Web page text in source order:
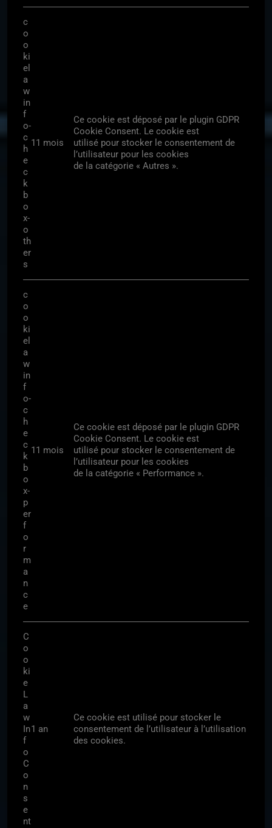
c
o
o
ki
el
a
w
in
f
o-
c
h
e
c
k
b
o
x-
o
th
er
s
11 mois
Ce cookie est déposé par le plugin GDPR
Cookie Consent. Le cookie est
utilisé pour stocker le consentement de
l’utilisateur pour les cookies
de la catégorie « Autres ».
c
o
o
ki
el
a
w
in
f
o-
c
h
e
c
k
b
o
x-
p
er
f
o
r
m
a
n
c
e
11 mois
Ce cookie est déposé par le plugin GDPR
Cookie Consent. Le cookie est
utilisé pour stocker le consentement de
l’utilisateur pour les cookies
de la catégorie « Performance ».
C
o
o
ki
e
L
a
w
In
f
o
C
o
n
s
e
nt
1 an
Ce cookie est utilisé pour stocker le
consentement de l’utilisateur à l’utilisation
des cookies.